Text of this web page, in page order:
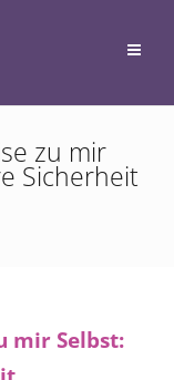
zu mir
Sicherheit